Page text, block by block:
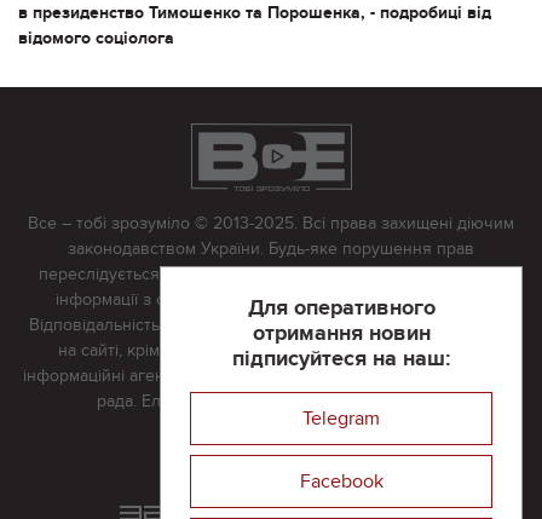
в президенство Тимошенко та Порошенка, - подробиці від
відомого соціолога
Для оперативного
отримання новин
підписуйтеся на наш:
Telegram
Facebook
Все – тобі зрозуміло © 2013-2025. Всі права захищені діючим
законодавством України. Будь-яке порушення прав
переслідується в судовому порядку. Будь-яке відтворення
інформації з сайту тільки з письмово дозволу редакції.
Відповідальність за достовірність усіх матеріалів, розміщених
на сайті, крім матеріалів, які містять посилання на інші
інформаційні агентства або інтернет-видання, несе редакційна
рада. Електронна пошта:
Реклама на сайті
Розроблений та підтримується